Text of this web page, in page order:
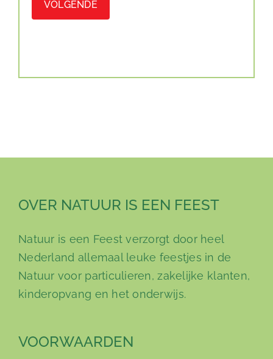
OVER NATUUR IS EEN FEEST
Natuur is een Feest verzorgt door heel
Nederland allemaal leuke feestjes in de
Natuur voor particulieren, zakelijke klanten,
kinderopvang en het onderwijs.
VOORWAARDEN